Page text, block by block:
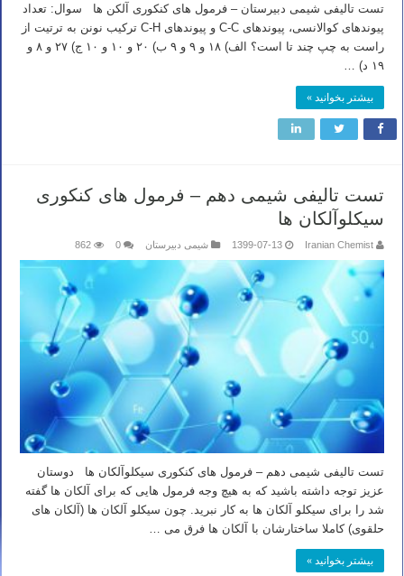
تست تالیفی شیمی دبیرستان – فرمول های کنکوری آلکن ها سوال: تعداد
پیوندهای کوالانسی، پیوندهای C-C و پیوندهای C-H ترکیب نونن به ترتیت از
راست به چپ چند تا است؟ الف) ۱۸ و ۹ و ۹ ب) ۲۰ و ۱۰ و ۱۰ ج) ۲۷ و ۸ و
۱۹ د) …
بیشتر بخوانید »
تست تالیفی شیمی دهم – فرمول های کنکوری
سیکلوآلکان ها
Iranian Chemist
1399-07-13 شیمی دبیرستان 0
862
تست تالیفی شیمی دهم – فرمول های کنکوری سیکلوآلکان ها دوستان
عزیز توجه داشته باشید که به هیچ وجه فرمول هایی که برای آلکان ها گفته
شد را برای سیکلو آلکان ها به کار نبرید. چون سیکلو آلکان ها (آلکان های
حلقوی) کاملا ساختارشان با آلکان ها فرق می …
بیشتر بخوانید »